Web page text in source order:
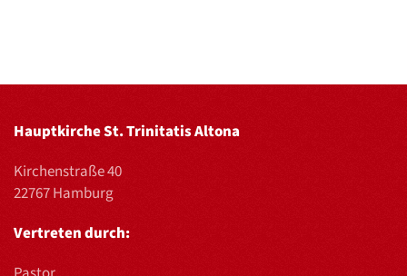
Hauptkirche St. Trinitatis Altona
Kirchenstraße 40
22767 Hamburg
Vertreten durch: